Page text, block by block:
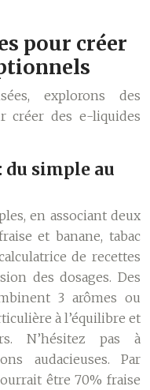
pour créer
explorons des
créer des e-liquides
du simple au
en associant deux
et banane, tabac
de recettes
des dosages. Des
3 arômes ou
à l’équilibre et
N’hésitez pas à
audacieuses. Par
être 70% fraise